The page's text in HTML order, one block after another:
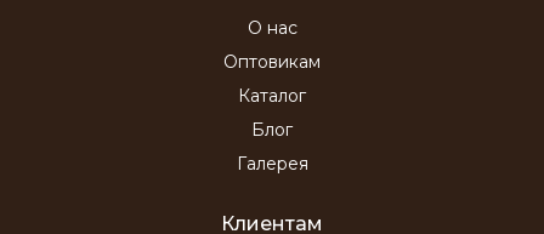
О нас
Оптовикам
Каталог
Блог
Галерея
Клиентам